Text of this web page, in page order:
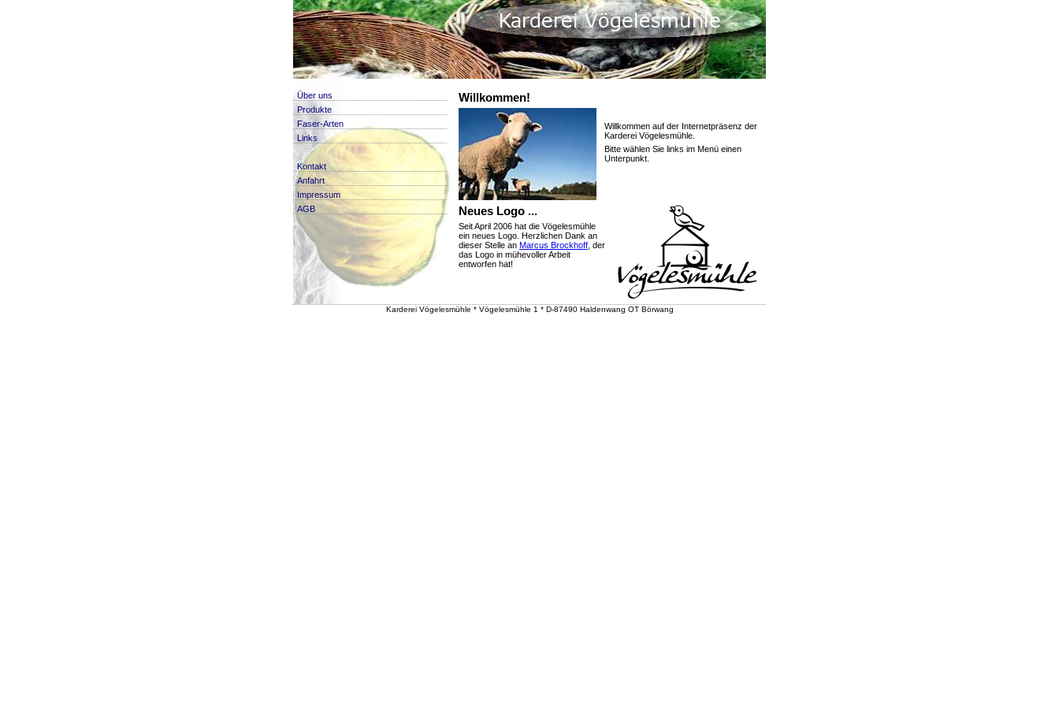
Über uns
Produkte
Faser-Arten
Links
Kontakt
Anfahrt
Impressum
AGB
Willkommen!
Willkommen auf der Internetpräsenz der
Karderei Vögelesmühle.
Bitte wählen Sie links im Menü einen
Unterpunkt.
Neues Logo ...
Seit April 2006 hat die Vögelesmühle
ein neues Logo. Herzlichen Dank an
dieser Stelle an Marcus Brockhoff , der
das Logo in mühevoller Arbeit
entworfen hat!
Karderei Vögelesmühle * Vögelesmühle 1 * D-87490 Haldenwang OT Börwang